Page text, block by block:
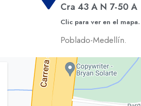
Cra 43 A N 7-50 A
Clic para ver en el mapa.
Poblado-Medellín.